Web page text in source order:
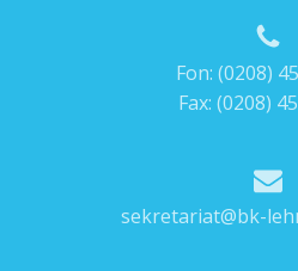
Fon: (0208)
Fax: (0208)
sekretariat@bk-